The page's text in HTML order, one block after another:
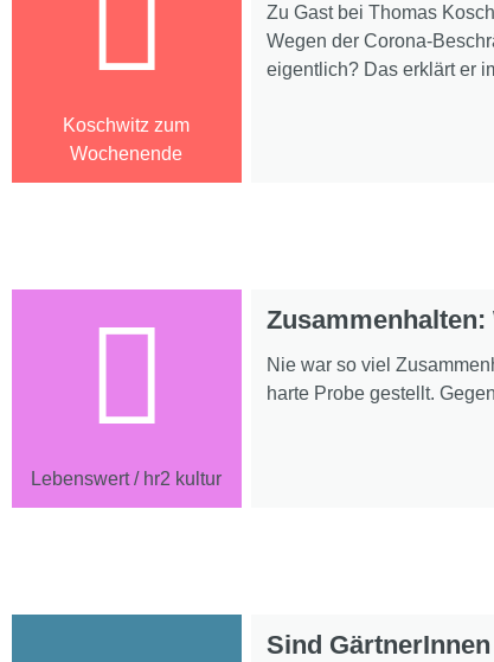
Koschwitz zum
Wochenende
Zu Gast bei Thomas
Wegen der Corona-
eigentlich? Das erklärt er
Lebenswert / hr2 kultur
Nie war so viel
harte Probe gestellt.
Sind